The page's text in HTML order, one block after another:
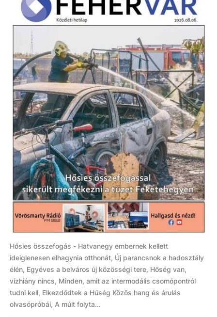
Hősies összefogás - Hatvanegy embernek kellett
ideiglenesen elhagynia otthonát, Új parancsnok a hadosztály
élén, Egyéves a belváros új közösségi tere, Hőség van,
vízhiány nincs, Minden, amit az intermodális csomópontról
tudni kell, Elkezdődtek a Hűség Közös hang és árulás
olvasópróbái, A múlt folyta...